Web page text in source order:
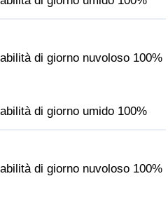
di giorno nuvoloso 100%
di giorno umido 100%
di giorno nuvoloso 100%
Nazione